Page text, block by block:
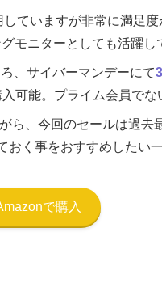
ていますが非常に満足
モニターとしても活躍し
、サイバーマンデーにて
可能。プライム会員でな
ら、今回のセールは過去
く事をおすすめしたい一
で購入